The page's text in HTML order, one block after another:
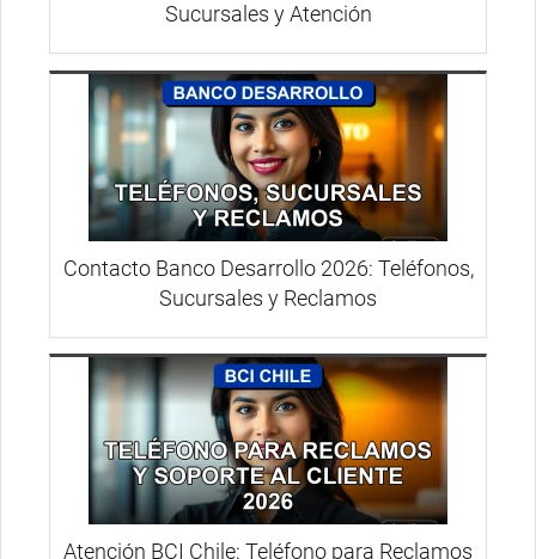
Sucursales y Atención
Contacto Banco Desarrollo 2026: Teléfonos,
Sucursales y Reclamos
Atención BCI Chile: Teléfono para Reclamos